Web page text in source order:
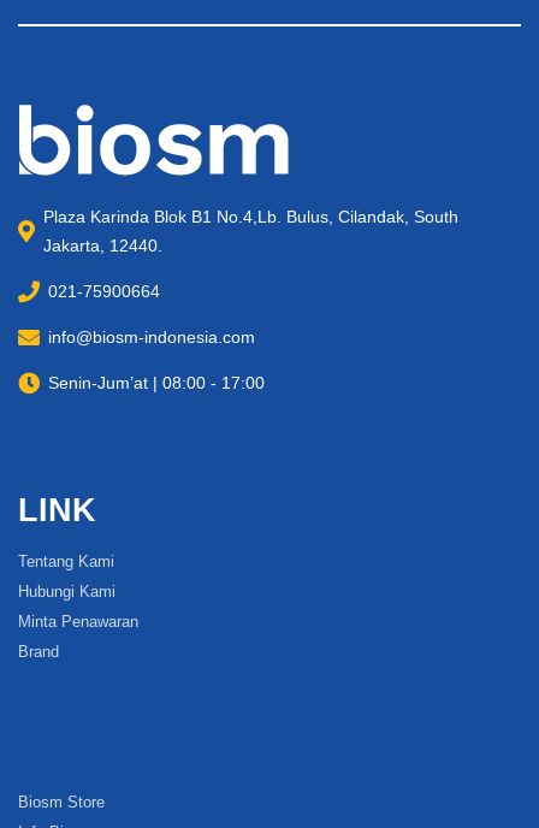
Plaza Karinda Blok B1 No.4,Lb. Bulus, Cilandak, South
Jakarta, 12440.
021-75900664
info@biosm-indonesia.com
Senin-Jum’at | 08:00 - 17:00
LINK
Tentang Kami
Hubungi Kami
Minta Penawaran
Brand
Biosm Store